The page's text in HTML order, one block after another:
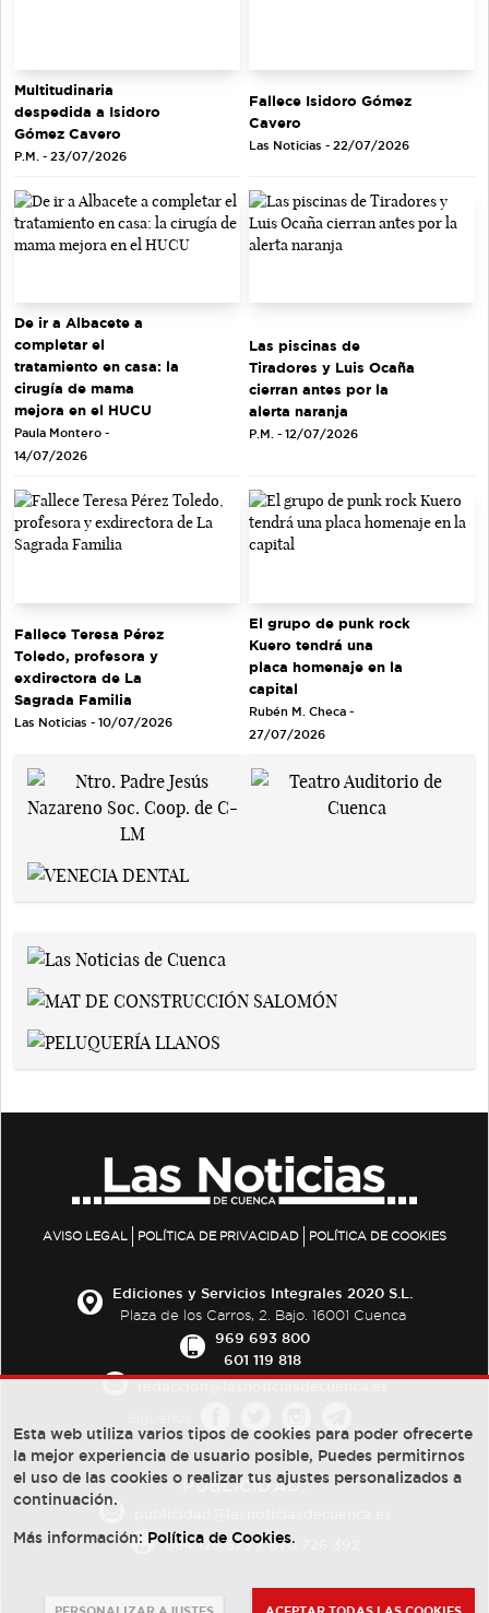
Multitudinaria
despedida a Isidoro
Gómez Cavero
P.M. - 23/07/2026
Fallece Isidoro Gómez
Cavero
Las Noticias - 22/07/2026
De ir a Albacete a
completar el
tratamiento en casa: la
cirugía de mama
mejora en el HUCU
Paula Montero -
14/07/2026
Las piscinas de
Tiradores y Luis Ocaña
cierran antes por la
alerta naranja
P.M. - 12/07/2026
Fallece Teresa Pérez
Toledo, profesora y
exdirectora de La
Sagrada Familia
Las Noticias - 10/07/2026
El grupo de punk rock
Kuero tendrá una
placa homenaje en la
capital
Rubén M. Checa -
27/07/2026
AVISO LEGAL POLÍTICA DE PRIVACIDAD POLÍTICA DE COOKIES
Ediciones y Servicios Integrales 2020 S.L.
Plaza de los Carros, 2. Bajo. 16001 Cuenca
969 693 800
601 119 818
PUBLICIDAD:
684 126 573/670 726 392
Esta web utiliza varios tipos de cookies para poder ofrecerte
la mejor experiencia de usuario posible, Puedes permitirnos
el uso de las cookies o realizar tus ajustes personalizados a
continuación.
Más información: Política de Cookies.